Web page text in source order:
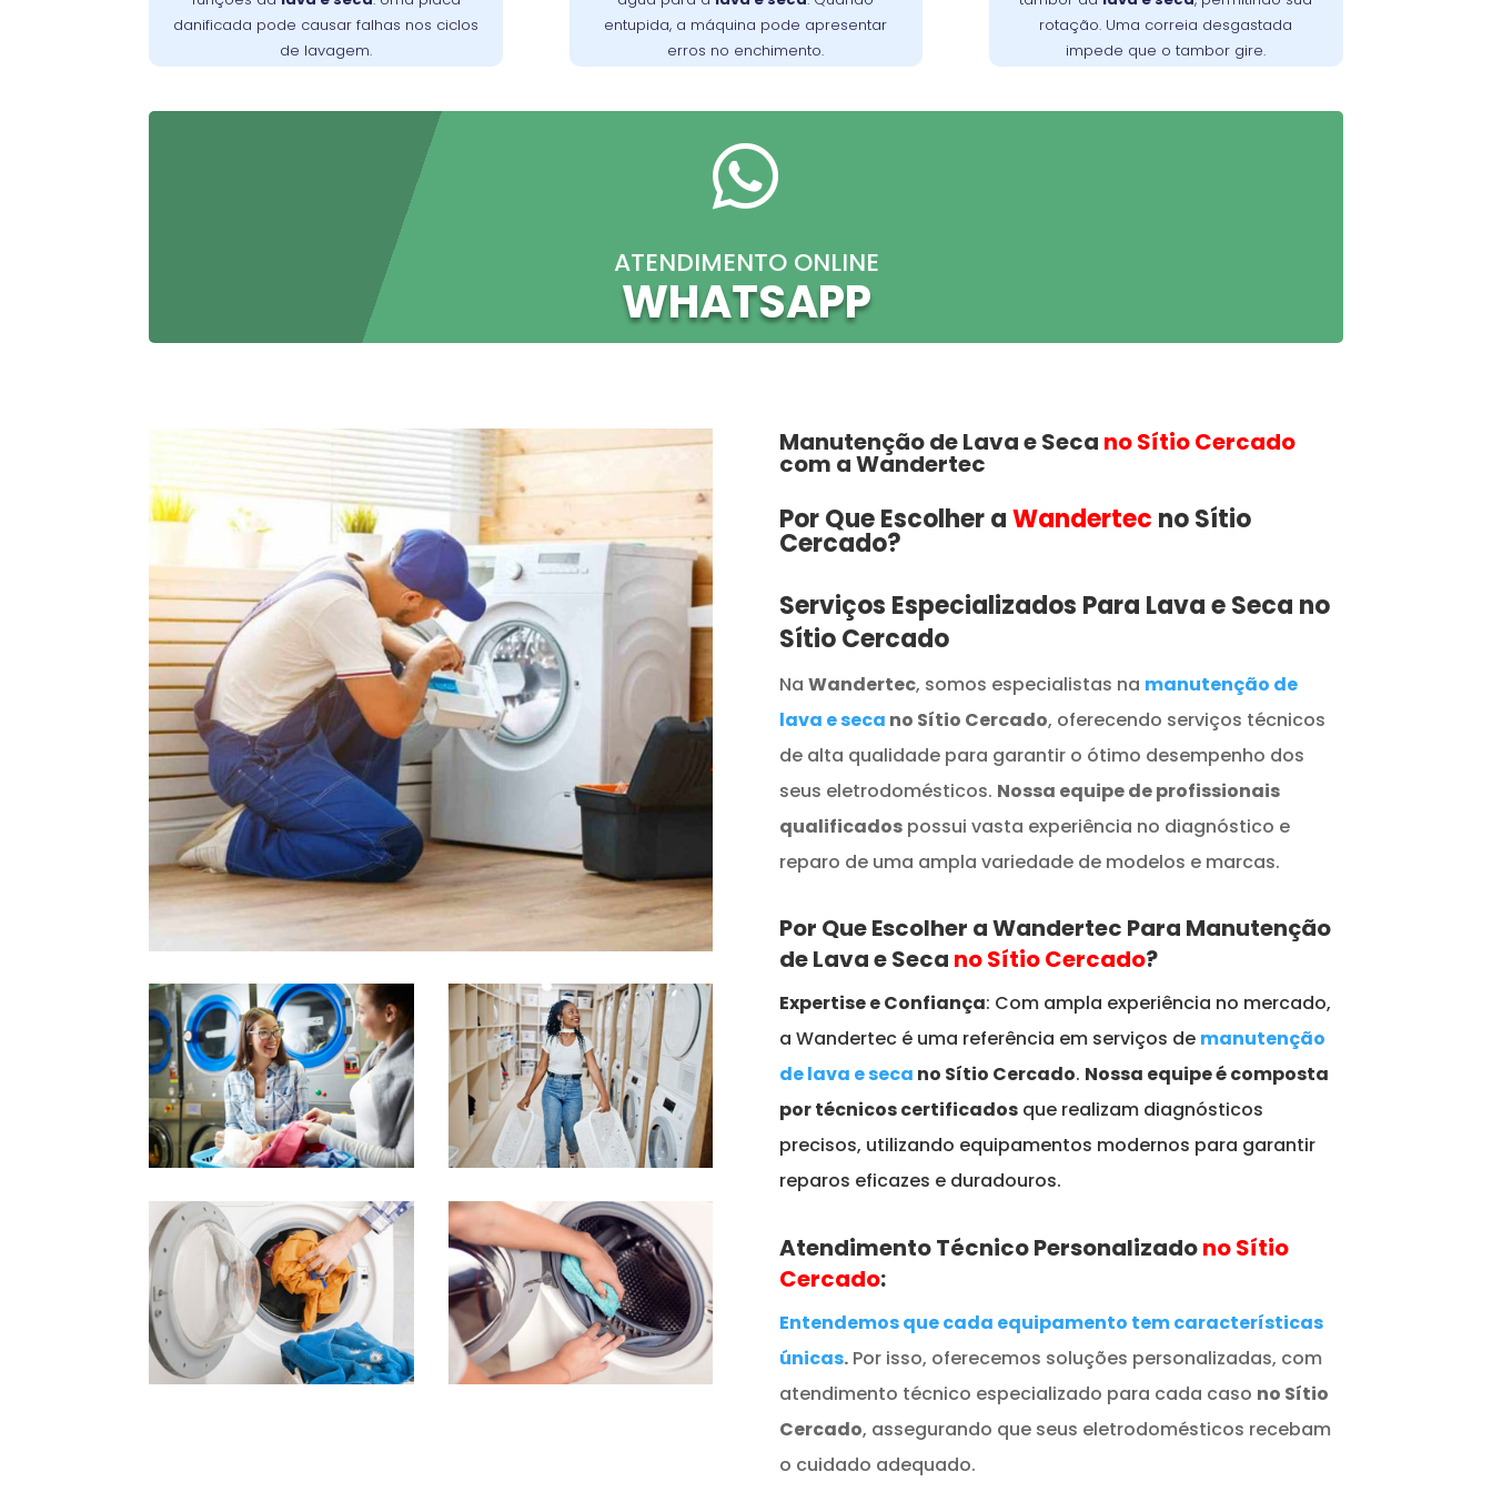
danificada pode causar falhas nos ciclos
de lavagem.
máquina.
entupida, a máquina pode apresentar
erros no enchimento.
para o fluxo adequado de água.
rotação. Uma correia desgastada
impede que o tambor gire.

ATENDIMENTO ONLINE
WHATSAPP
Manutenção de Lava e Seca no Sítio Cercado
com a Wandertec
Por Que Escolher aWandertec no Sítio
Cercado​​​?
Serviços Especializados Para Lava e Seca no
Sítio Cercado
Na Wandertec, somos especialistas na manutenção de
lava e seca no Sítio Cercado, oferecendo serviços técnicos
de alta qualidade para garantir o ótimo desempenho dos
seus eletrodomésticos. Nossa equipe de profissionais
qualificadospossui vasta experiência no diagnóstico e
reparo de uma ampla variedade de modelos e marcas.
Por Que Escolher a Wandertec Para Manutenção
de Lava e Seca no Sítio Cercado?
Expertise e Confiança: Com ampla experiência no mercado,
a Wandertec é uma referência em serviços de manutenção
de lava e seca no Sítio Cercado. Nossa equipe é composta
por técnicos certificadosque realizam diagnósticos
precisos, utilizando equipamentos modernos para garantir
reparos eficazes e duradouros.
Atendimento Técnico Personalizadono Sítio
Cercado:
Entendemos que cada equipamento tem características
únicas.Por isso, oferecemos soluções personalizadas, com
atendimento técnico especializado para cada caso no Sítio
Cercado, assegurando que seus eletrodomésticos recebam
o cuidado adequado.